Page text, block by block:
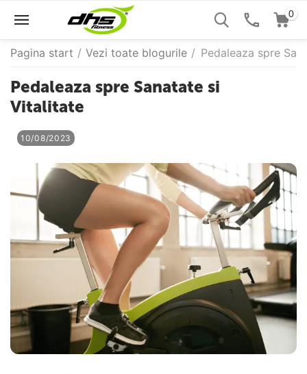
0
Pagina start / Vezi toate blogurile / Pedaleaza spre
Pedaleaza spre Sanatate si
Vitalitate
10/08/2023